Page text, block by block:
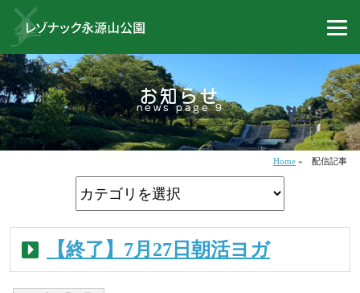
お知らせ
news page 9
Home » 配信記事
【終了】7月27日朝活ヨガ